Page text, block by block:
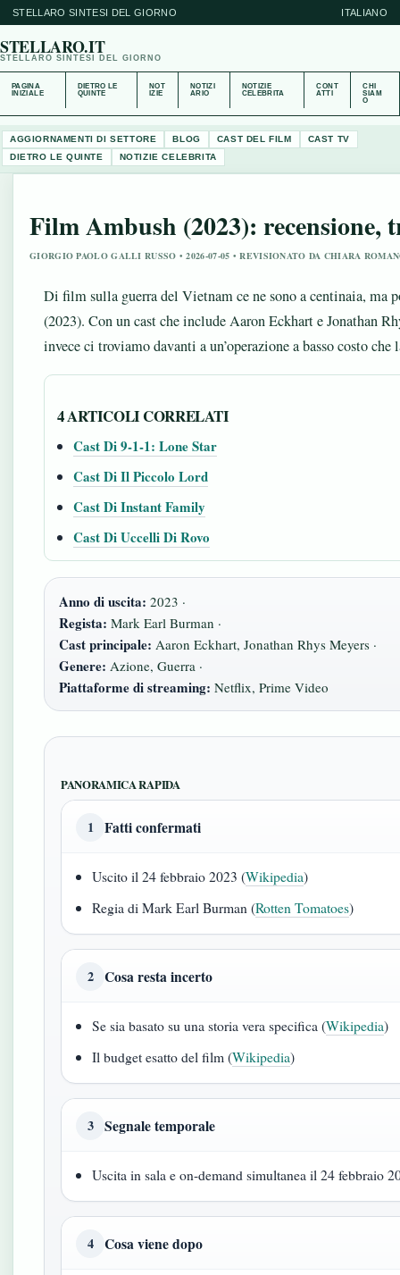
STELLARO SINTESI DEL GIORNO ITALIANO
STELLARO.IT
STELLARO SINTESI DEL GIORNO
PAGINA
INIZIALE
DIETRO LE
QUINTE
NOT
IZIE
NOTIZI
ARIO
NOTIZIE
CELEBRITA
CONT
ATTI
CHI
SIAM
O
AGGIORNAMENTI DI SETTORE BLOG CAST DEL FILM
CAST TV
DIETRO LE QUINTE
NOTIZIE CELEBRITA
Film Ambush (2023): recensione,
GIORGIO PAOLO GALLI RUSSO • 2026-07-05 • REVISIONATO DA CHIARA
Di film sulla guerra del Vietnam ce ne sono a centinaia, ma
(2023). Con un cast che include Aaron Eckhart e Jonathan
invece ci troviamo davanti a un’operazione a basso costo
4 ARTICOLI CORRELATI
Cast Di 9-1-1: Lone Star
Cast Di Il Piccolo Lord
Cast Di Instant Family
Cast Di Uccelli Di Rovo
Anno di uscita: 2023 ·
Regista: Mark Earl Burman ·
Cast principale: Aaron Eckhart, Jonathan Rhys Meyers ·
Genere: Azione, Guerra ·
Piattaforme di streaming: Netflix, Prime Video
PANORAMICA RAPIDA
1 Fatti confermati
Uscito il 24 febbraio 2023 (Wikipedia)
Regia di Mark Earl Burman (Rotten Tomatoes)
2 Cosa resta incerto
Se sia basato su una storia vera specifica (Wikipedia)
Il budget esatto del film (Wikipedia)
3 Segnale temporale
Uscita in sala e on-demand simultanea il 24 febbraio
4 Cosa viene dopo